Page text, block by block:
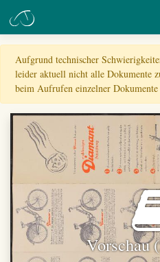
Aufgrund technischer
leider aktuell nicht alle Dokumente
beim Aufrufen einzelner
Vorschau